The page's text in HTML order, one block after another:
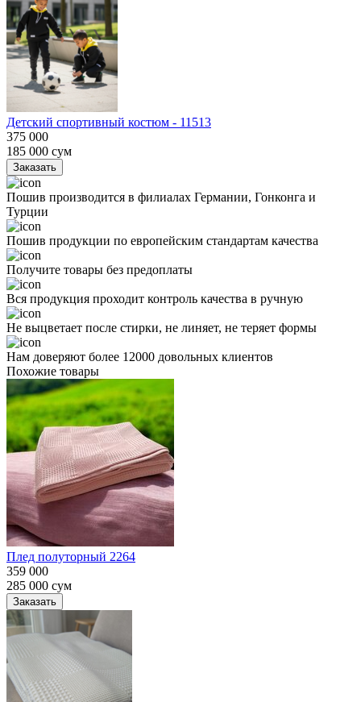
Детский спортивный костюм - 11513
375 000
185 000 сум
Заказать
Пошив производится в филиалах Германии, Гонконга и
Турции
Пошив продукции по европейским стандартам качества
Получите товары без предоплаты
Вся продукция проходит контроль качества в ручную
Не выцветает после стирки, не линяет, не теряет формы
Нам доверяют более 12000 довольных клиентов
Похожие товары
Плед полуторный 2264
359 000
285 000 сум
Заказать